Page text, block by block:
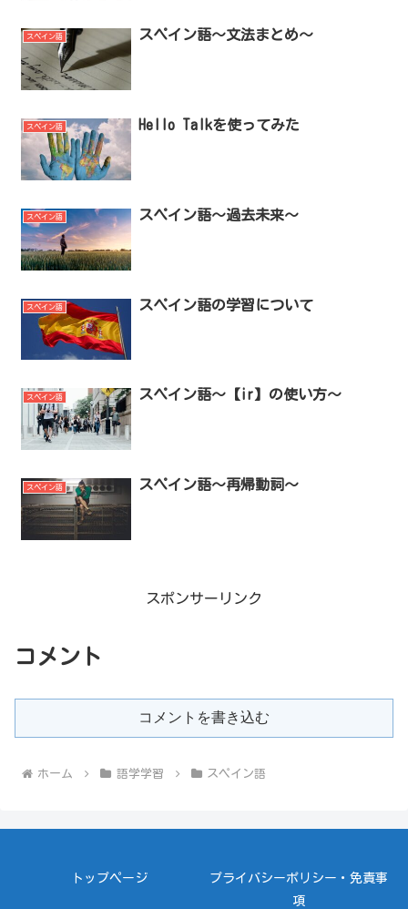
スペイン語 スペイン語～文法まとめ～
スペイン語 Hello Talkを使ってみた
スペイン語 スペイン語～過去未来～
スペイン語 スペイン語の学習について
スペイン語 スペイン語～【ir】の使い方～
スペイン語 スペイン語～再帰動詞～
スポンサーリンク
コメント
コメントを書き込む
ホーム 語学学習 スペイン語
トップページ
プライバシーポリシー・免責事
項